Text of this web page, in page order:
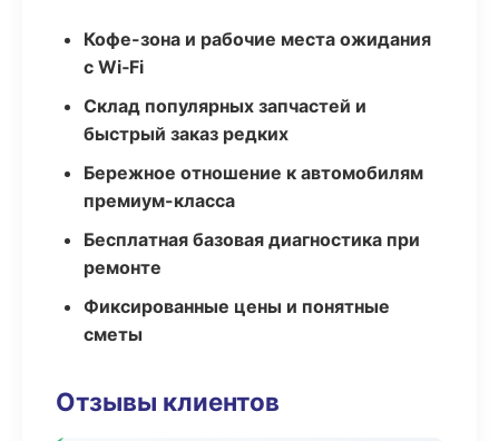
Кофе-зона и рабочие места ожидания
с Wi‑Fi
Склад популярных запчастей и
быстрый заказ редких
Бережное отношение к автомобилям
премиум-класса
Бесплатная базовая диагностика при
ремонте
Фиксированные цены и понятные
сметы
Отзывы клиентов